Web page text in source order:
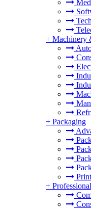
+ Machinery
+ Packaging
+